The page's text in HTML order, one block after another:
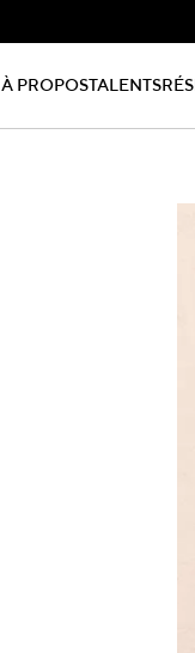
À PROPOSTALENTS